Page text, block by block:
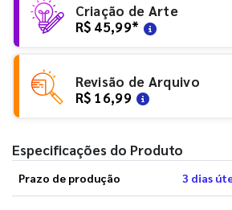
Criação de Arte
R$ 45,99*
Revisão de Arquivo
R$ 16,99
Especificações do Produto
Prazo de produção 3 dias